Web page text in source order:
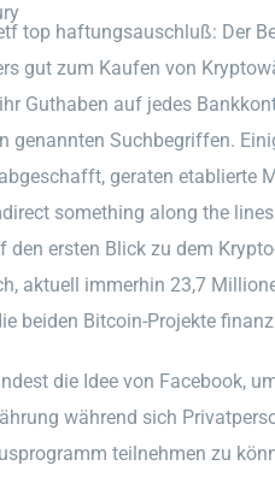
top haftungsauschluß: Der
gut zum Kaufen von
Guthaben auf jedes
genannten Suchbegriffen.
geraten etablierte
something along the
den ersten Blick zu dem
aktuell immerhin 23,7
beiden Bitcoin-Projekte
die Idee von Facebook,
während sich
teilnehmen zu